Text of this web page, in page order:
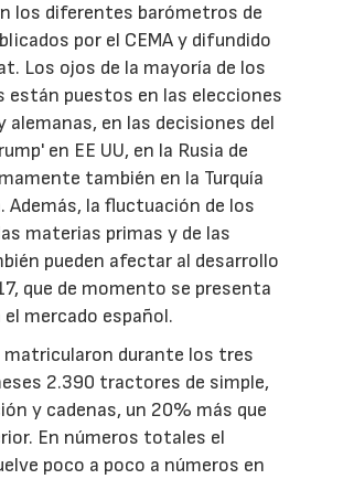
los diferentes barómetros de
por el CEMA y difundido
Los ojos de la mayoría de los
están puestos en las elecciones
alemanas, en las decisiones del
en EE UU, en la Rusia de
también en la Turquía
Además, la fluctuación de los
materias primas y de las
pueden afectar al desarrollo
que de momento se presenta
mercado español.
durante los tres
2.390 tractores de simple,
y cadenas, un 20% más que
En números totales el
poco a poco a números en